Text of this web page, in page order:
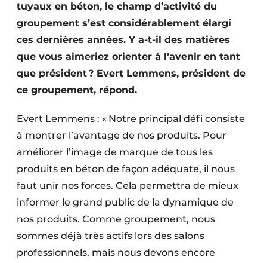
Éclairage
Fondations
Façades
Géotextiles
Infrastructures souterraines et égouttage
Rénovation
Sécurité incendie
Software
Techniques ferroviaires
tuyaux en béton, le champ d’activité du
groupement s’est considérablement élargi
ces dernières années. Y a-t-il des matières
que vous aimeriez orienter à l’avenir en tant
que président ? Evert Lemmens, président de
ce groupement, répond.
Evert Lemmens : « Notre principal défi consiste
à montrer l’avantage de nos produits. Pour
améliorer l’image de marque de tous les
produits en béton de façon adéquate, il nous
faut unir nos forces. Cela permettra de mieux
informer le grand public de la dynamique de
nos produits. Comme groupement, nous
sommes déjà très actifs lors des salons
professionnels, mais nous devons encore